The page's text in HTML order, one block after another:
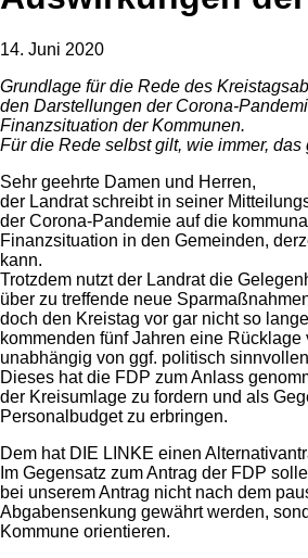
14. Juni 2020
Grundlage für die Rede des
den Darstellungen der Corona-
Finanzsituation der Kommunen.
Für die Rede selbst gilt, wie immer, das
Sehr geehrte Damen und Herren,
der Landrat schreibt in seiner
der Corona-Pandemie auf die
Finanzsituation in den Gemeinden,
kann.
Trotzdem nutzt der Landrat die
über zu treffende neue
doch den Kreistag vor gar nicht so
kommenden fünf Jahren eine
unabhängig von ggf. politisch
Dieses hat die FDP zum Anlass
der Kreisumlage zu fordern und als
Personalbudget zu erbringen.
Dem hat DIE LINKE einen
Im Gegensatz zum Antrag der FDP
bei unserem Antrag nicht nach dem
Abgabensenkung gewährt werden,
Kommune orientieren.